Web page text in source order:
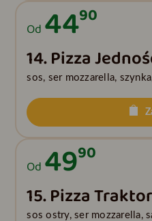
Od 4490
14. Pizza
sos, ser mozzarella,
Od 4990
15. Pizza
sos ostry, ser mozzarella,